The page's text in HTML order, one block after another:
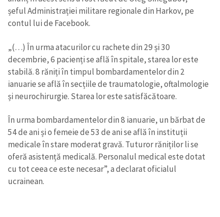
șeful Administrației militare regionale din Harkov, pe
contul lui de Facebook.
„(…) În urma atacurilor cu rachete din 29 și 30
decembrie, 6 pacienți se află în spitale, starea lor este
stabilă. 8 răniți în timpul bombardamentelor din 2
ianuarie se află în secțiile de traumatologie, oftalmologie
și neurochirurgie. Starea lor este satisfăcătoare.
În urma bombardamentelor din 8 ianuarie, un bărbat de
54 de ani și o femeie de 53 de ani se află în instituții
medicale în stare moderat gravă. Tuturor răniților li se
oferă asistență medicală. Personalul medical este dotat
cu tot ceea ce este necesar”, a declarat oficialul
ucrainean.